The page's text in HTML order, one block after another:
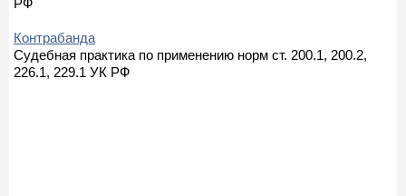
Контрабанда
Судебная практика по применению норм ст. 200.1, 200.2,
226.1, 229.1 УК РФ